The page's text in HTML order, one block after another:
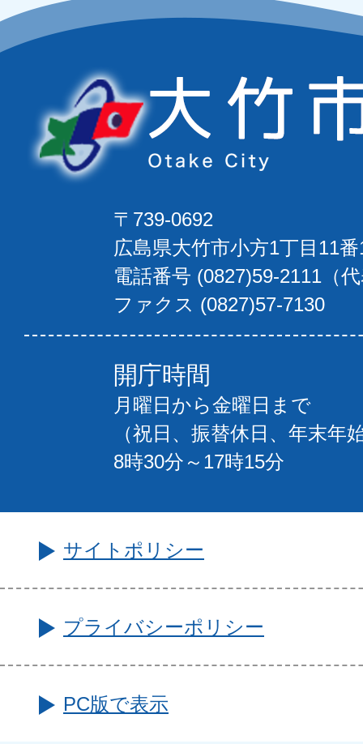
〒739-0692
広島県大竹市小方1丁目11
電話番号 (0827)59-2111（
ファクス (0827)57-7130
開庁時間
月曜日から金曜日まで
（祝日、振替休日、年末年
8時30分～17時15分
サイトポリシー
プライバシーポリシー
PC版で表示